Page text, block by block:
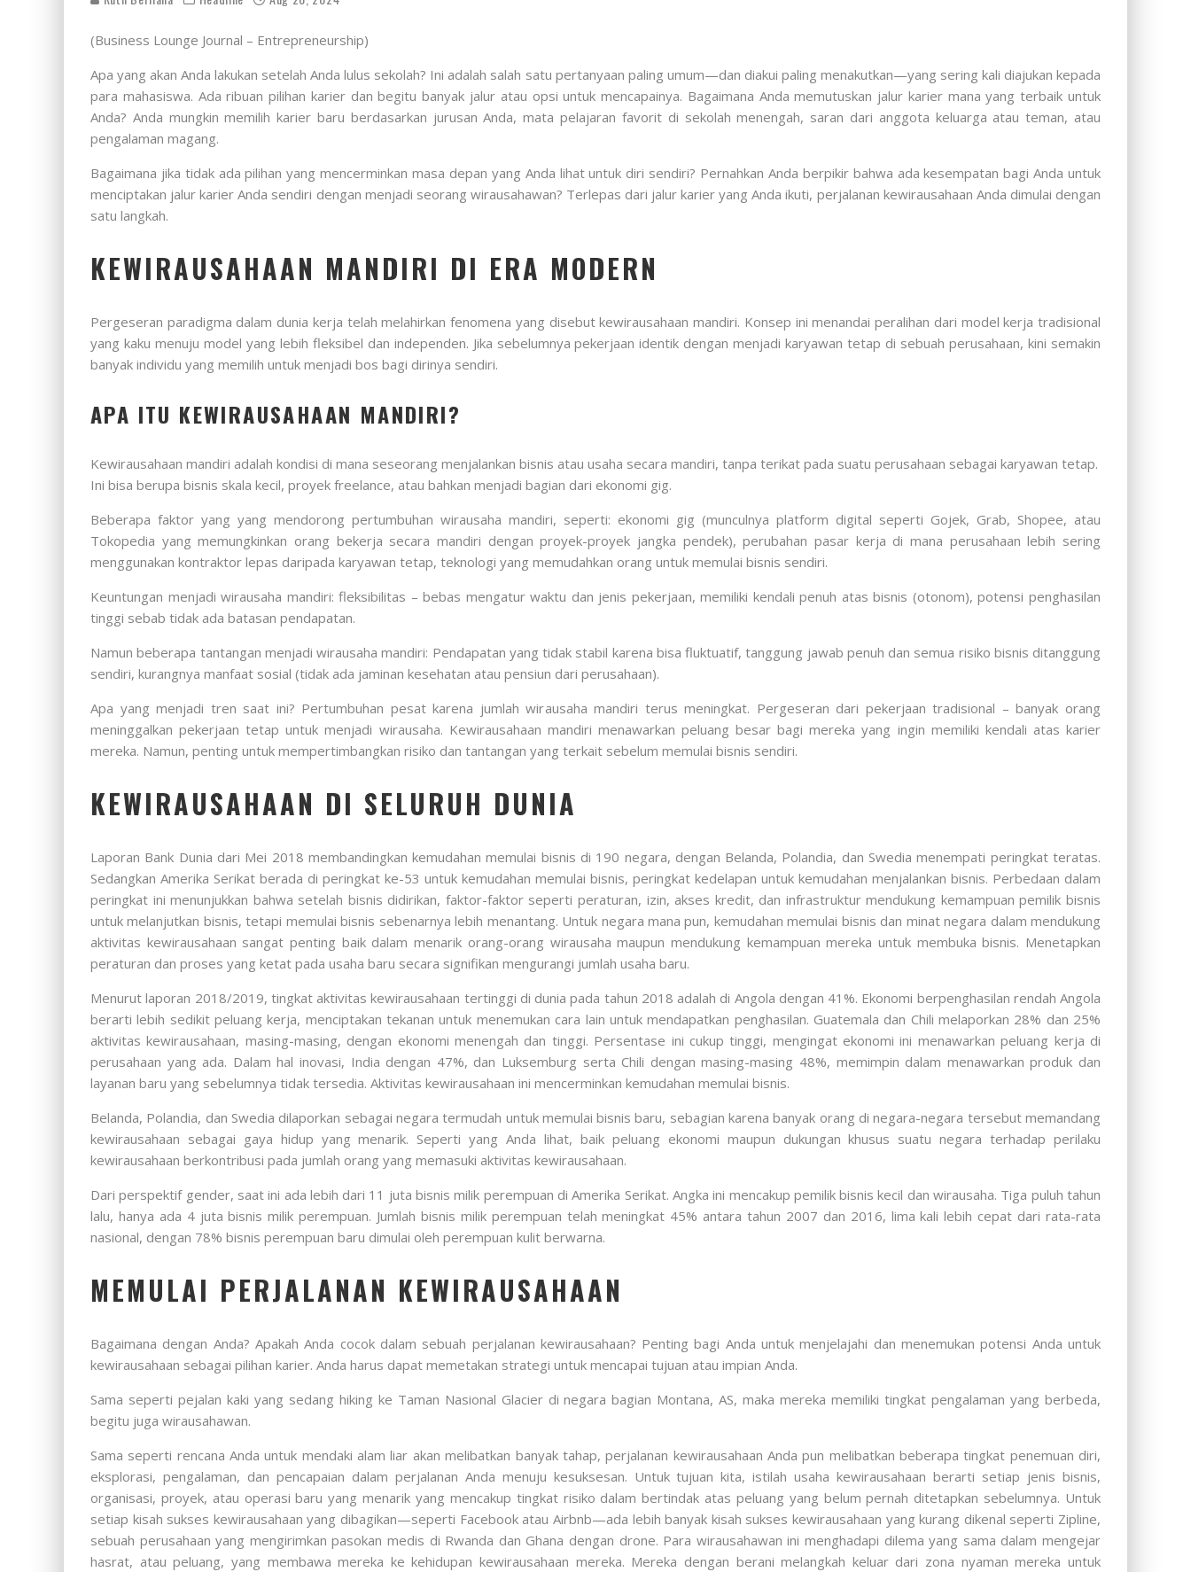
(Business Lounge Journal – Entrepreneurship)
Apa yang akan Anda lakukan setelah Anda lulus sekolah? Ini adalah salah satu pertanyaan paling umum—dan diakui paling menakutkan—yang sering kali diajukan kepada
para mahasiswa. Ada ribuan pilihan karier dan begitu banyak jalur atau opsi untuk mencapainya. Bagaimana Anda memutuskan jalur karier mana yang terbaik untuk
Anda? Anda mungkin memilih karier baru berdasarkan jurusan Anda, mata pelajaran favorit di sekolah menengah, saran dari anggota keluarga atau teman, atau
pengalaman magang.
Bagaimana jika tidak ada pilihan yang mencerminkan masa depan yang Anda lihat untuk diri sendiri? Pernahkan Anda berpikir bahwa ada kesempatan bagi Anda untuk
menciptakan jalur karier Anda sendiri dengan menjadi seorang wirausahawan? Terlepas dari jalur karier yang Anda ikuti, perjalanan kewirausahaan Anda dimulai dengan
satu langkah.
KEWIRAUSAHAAN MANDIRI DI ERA MODERN
Pergeseran paradigma dalam dunia kerja telah melahirkan fenomena yang disebut kewirausahaan mandiri. Konsep ini menandai peralihan dari model kerja tradisional
yang kaku menuju model yang lebih fleksibel dan independen. Jika sebelumnya pekerjaan identik dengan menjadi karyawan tetap di sebuah perusahaan, kini semakin
banyak individu yang memilih untuk menjadi bos bagi dirinya sendiri.
APA ITU KEWIRAUSAHAAN MANDIRI?
Kewirausahaan mandiri adalah kondisi di mana seseorang menjalankan bisnis atau usaha secara mandiri, tanpa terikat pada suatu perusahaan sebagai karyawan tetap.
Ini bisa berupa bisnis skala kecil, proyek freelance, atau bahkan menjadi bagian dari ekonomi gig.
Beberapa faktor yang yang mendorong pertumbuhan wirausaha mandiri, seperti: ekonomi gig (munculnya platform digital seperti Gojek, Grab, Shopee, atau
Tokopedia yang memungkinkan orang bekerja secara mandiri dengan proyek-proyek jangka pendek), perubahan pasar kerja di mana perusahaan lebih sering
menggunakan kontraktor lepas daripada karyawan tetap, teknologi yang memudahkan orang untuk memulai bisnis sendiri.
Keuntungan menjadi wirausaha mandiri: fleksibilitas – bebas mengatur waktu dan jenis pekerjaan, memiliki kendali penuh atas bisnis (otonom), potensi penghasilan
tinggi sebab tidak ada batasan pendapatan.
Namun beberapa tantangan menjadi wirausaha mandiri: Pendapatan yang tidak stabil karena bisa fluktuatif, tanggung jawab penuh dan semua risiko bisnis ditanggung
sendiri, kurangnya manfaat sosial (tidak ada jaminan kesehatan atau pensiun dari perusahaan).
Apa yang menjadi tren saat ini? Pertumbuhan pesat karena jumlah wirausaha mandiri terus meningkat. Pergeseran dari pekerjaan tradisional – banyak orang
meninggalkan pekerjaan tetap untuk menjadi wirausaha. Kewirausahaan mandiri menawarkan peluang besar bagi mereka yang ingin memiliki kendali atas karier
mereka. Namun, penting untuk mempertimbangkan risiko dan tantangan yang terkait sebelum memulai bisnis sendiri.
KEWIRAUSAHAAN DI SELURUH DUNIA
Laporan Bank Dunia dari Mei 2018 membandingkan kemudahan memulai bisnis di 190 negara, dengan Belanda, Polandia, dan Swedia menempati peringkat teratas.
Sedangkan Amerika Serikat berada di peringkat ke-53 untuk kemudahan memulai bisnis, peringkat kedelapan untuk kemudahan menjalankan bisnis. Perbedaan dalam
peringkat ini menunjukkan bahwa setelah bisnis didirikan, faktor-faktor seperti peraturan, izin, akses kredit, dan infrastruktur mendukung kemampuan pemilik bisnis
untuk melanjutkan bisnis, tetapi memulai bisnis sebenarnya lebih menantang. Untuk negara mana pun, kemudahan memulai bisnis dan minat negara dalam mendukung
aktivitas kewirausahaan sangat penting baik dalam menarik orang-orang wirausaha maupun mendukung kemampuan mereka untuk membuka bisnis. Menetapkan
peraturan dan proses yang ketat pada usaha baru secara signifikan mengurangi jumlah usaha baru.
Menurut laporan 2018/2019, tingkat aktivitas kewirausahaan tertinggi di dunia pada tahun 2018 adalah di Angola dengan 41%. Ekonomi berpenghasilan rendah Angola
berarti lebih sedikit peluang kerja, menciptakan tekanan untuk menemukan cara lain untuk mendapatkan penghasilan. Guatemala dan Chili melaporkan 28% dan 25%
aktivitas kewirausahaan, masing-masing, dengan ekonomi menengah dan tinggi. Persentase ini cukup tinggi, mengingat ekonomi ini menawarkan peluang kerja di
perusahaan yang ada. Dalam hal inovasi, India dengan 47%, dan Luksemburg serta Chili dengan masing-masing 48%, memimpin dalam menawarkan produk dan
layanan baru yang sebelumnya tidak tersedia. Aktivitas kewirausahaan ini mencerminkan kemudahan memulai bisnis.
Belanda, Polandia, dan Swedia dilaporkan sebagai negara termudah untuk memulai bisnis baru, sebagian karena banyak orang di negara-negara tersebut memandang
kewirausahaan sebagai gaya hidup yang menarik. Seperti yang Anda lihat, baik peluang ekonomi maupun dukungan khusus suatu negara terhadap perilaku
kewirausahaan berkontribusi pada jumlah orang yang memasuki aktivitas kewirausahaan.
Dari perspektif gender, saat ini ada lebih dari 11 juta bisnis milik perempuan di Amerika Serikat. Angka ini mencakup pemilik bisnis kecil dan wirausaha. Tiga puluh tahun
lalu, hanya ada 4 juta bisnis milik perempuan. Jumlah bisnis milik perempuan telah meningkat 45% antara tahun 2007 dan 2016, lima kali lebih cepat dari rata-rata
nasional, dengan 78% bisnis perempuan baru dimulai oleh perempuan kulit berwarna.
MEMULAI PERJALANAN KEWIRAUSAHAAN
Bagaimana dengan Anda? Apakah Anda cocok dalam sebuah perjalanan kewirausahaan? Penting bagi Anda untuk menjelajahi dan menemukan potensi Anda untuk
kewirausahaan sebagai pilihan karier. Anda harus dapat memetakan strategi untuk mencapai tujuan atau impian Anda.
Sama seperti pejalan kaki yang sedang hiking ke Taman Nasional Glacier di negara bagian Montana, AS, maka mereka memiliki tingkat pengalaman yang berbeda,
begitu juga wirausahawan.
Sama seperti rencana Anda untuk mendaki alam liar akan melibatkan banyak tahap, perjalanan kewirausahaan Anda pun melibatkan beberapa tingkat penemuan diri,
eksplorasi, pengalaman, dan pencapaian dalam perjalanan Anda menuju kesuksesan. Untuk tujuan kita, istilah usaha kewirausahaan berarti setiap jenis bisnis,
organisasi, proyek, atau operasi baru yang menarik yang mencakup tingkat risiko dalam bertindak atas peluang yang belum pernah ditetapkan sebelumnya. Untuk
setiap kisah sukses kewirausahaan yang dibagikan—seperti Facebook atau Airbnb—ada lebih banyak kisah sukses kewirausahaan yang kurang dikenal seperti Zipline,
sebuah perusahaan yang mengirimkan pasokan medis di Rwanda dan Ghana dengan drone. Para wirausahawan ini menghadapi dilema yang sama dalam mengejar
hasrat, atau peluang, yang membawa mereka ke kehidupan kewirausahaan mereka. Mereka dengan berani melangkah keluar dari zona nyaman mereka untuk